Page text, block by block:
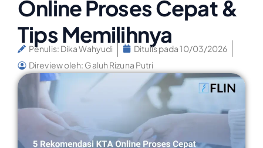
Online Proses Cepat &
Tips Memilihnya
Penulis: Dika Wahyudi Ditulis pada10/03/2026
Direview oleh: Galuh Rizuna Putri